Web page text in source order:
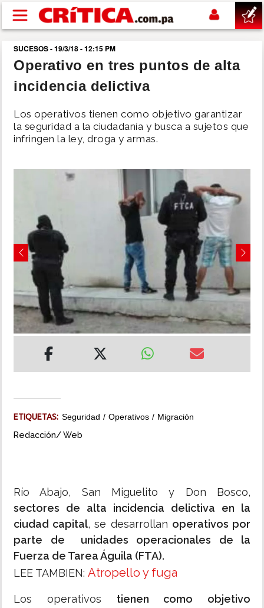
Pasar al contenido principal
buscar
SUCESOS
NACIONAL
DEPORTES
MUNDO
INSÓLITAS
MULTIMEDIA
IMPRESO
SUCESOS - 19/3/18 - 12:15 PM
Operativo en tres puntos de alta
incidencia delictiva
Los operativos tienen como objetivo garantizar
la seguridad a la ciudadanía y busca a sujetos que
infringen la ley, droga y armas.
Previous Next
ETIQUETAS: Seguridad Operativos Migración
Redacción/ Web
Río Abajo, San Miguelito y Don Bosco,
sectores de alta incidencia delictiva en la
ciudad capital, se desarrollan operativos por
parte de unidades operacionales de la
Fuerza de Tarea Águila (FTA).
LEE TAMBIEN: Atropello y fuga
Los operativos tienen como objetivo